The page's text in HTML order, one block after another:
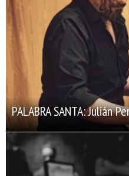
PALABRA SANTA: Julián